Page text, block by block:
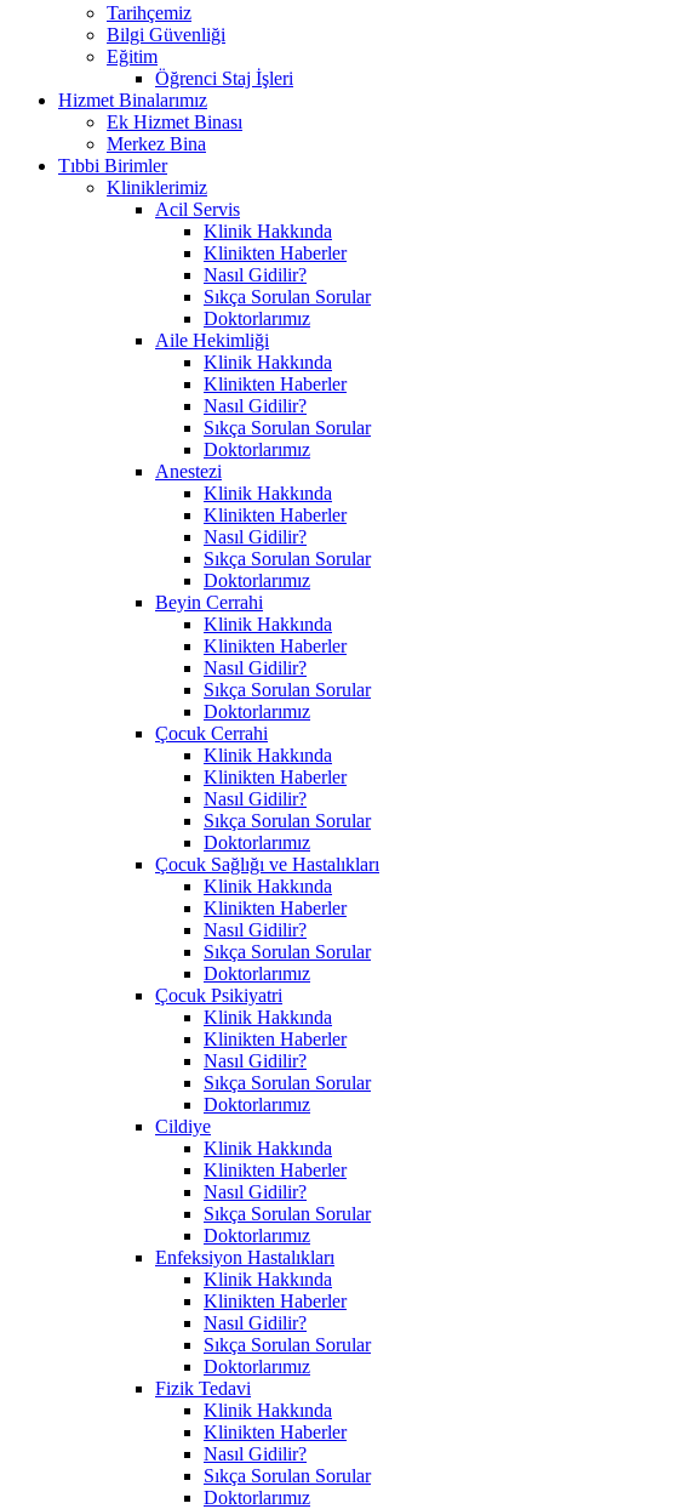
Tarihçemiz
Bilgi Güvenliği
Eğitim
Öğrenci Staj İşleri
Hizmet Binalarımız
Ek Hizmet Binası
Merkez Bina
Tıbbi Birimler
Kliniklerimiz
Acil Servis
Klinik Hakkında
Klinikten Haberler
Nasıl Gidilir?
Sıkça Sorulan Sorular
Doktorlarımız
Aile Hekimliği
Klinik Hakkında
Klinikten Haberler
Nasıl Gidilir?
Sıkça Sorulan Sorular
Doktorlarımız
Anestezi
Klinik Hakkında
Klinikten Haberler
Nasıl Gidilir?
Sıkça Sorulan Sorular
Doktorlarımız
Beyin Cerrahi
Klinik Hakkında
Klinikten Haberler
Nasıl Gidilir?
Sıkça Sorulan Sorular
Doktorlarımız
Çocuk Cerrahi
Klinik Hakkında
Klinikten Haberler
Nasıl Gidilir?
Sıkça Sorulan Sorular
Doktorlarımız
Çocuk Sağlığı ve Hastalıkları
Klinik Hakkında
Klinikten Haberler
Nasıl Gidilir?
Sıkça Sorulan Sorular
Doktorlarımız
Çocuk Psikiyatri
Klinik Hakkında
Klinikten Haberler
Nasıl Gidilir?
Sıkça Sorulan Sorular
Doktorlarımız
Cildiye
Klinik Hakkında
Klinikten Haberler
Nasıl Gidilir?
Sıkça Sorulan Sorular
Doktorlarımız
Enfeksiyon Hastalıkları
Klinik Hakkında
Klinikten Haberler
Nasıl Gidilir?
Sıkça Sorulan Sorular
Doktorlarımız
Fizik Tedavi
Klinik Hakkında
Klinikten Haberler
Nasıl Gidilir?
Sıkça Sorulan Sorular
Doktorlarımız